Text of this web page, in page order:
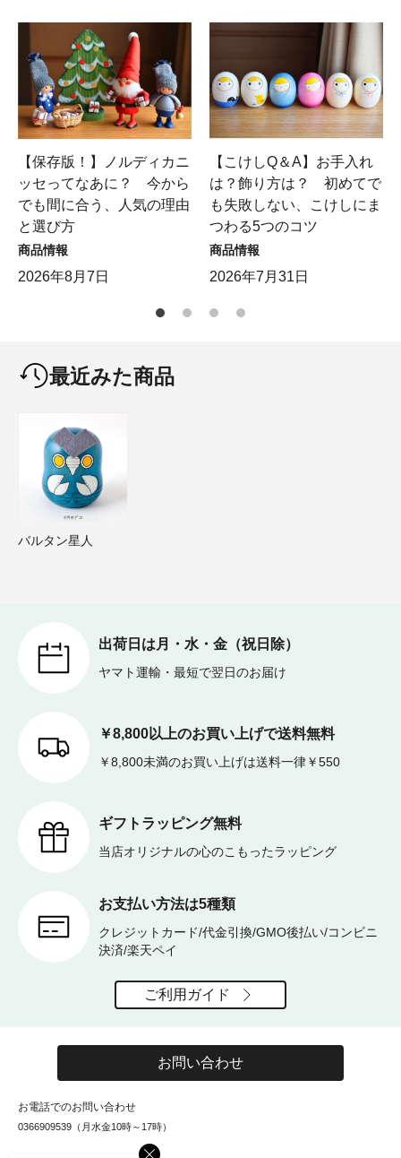
×
【保存版！】ノルディカニ
ッセってなあに？ 今から
でも間に合う、人気の理由
と選び方
商品情報
2026年8月7日
【こけしQ＆A】お手入れ
は？飾り方は？ 初めてで
も失敗しない、こけしにま
つわる5つのコツ
商品情報
2026年7月31日
最近みた商品
バルタン星人
出荷日は月・水・金（祝日除）
ヤマト運輸・最短で翌日のお届け
￥8,800以上のお買い上げで送料無料
￥8,800未満のお買い上げは送料一律￥550
ギフトラッピング無料
当店オリジナルの心のこもったラッピング
お支払い方法は5種類
クレジットカード/代金引換/GMO後払い/コンビニ
決済/楽天ペイ
ご利用ガイド
お問い合わせ
お電話でのお問い合わせ
0366909539（月水金10時～17時）